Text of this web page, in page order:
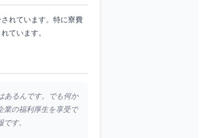
れています。特に寮費
ています。
あるんです。でも何か
業の福利厚生を享受で
す。